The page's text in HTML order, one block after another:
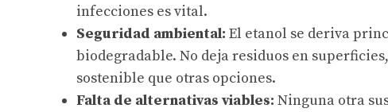
infecciones es vital.
Seguridad ambiental: El etanol se deriva
biodegradable. No deja residuos en
sostenible que otras opciones.
Falta de alternativas viables: Ninguna otra